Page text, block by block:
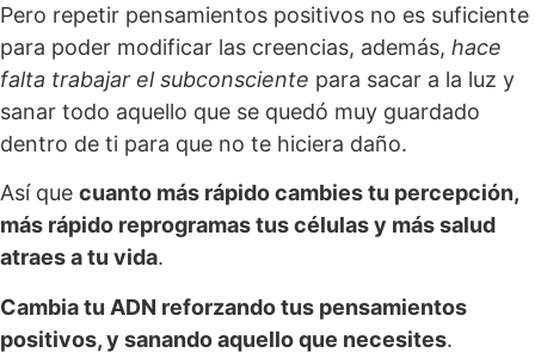
Pero repetir pensamientos positivos no es suficiente
para poder modificar las creencias, además, hace
falta trabajar el subconsciente para sacar a la luz y
sanar todo aquello que se quedó muy guardado
dentro de ti para que no te hiciera daño.
Así que cuanto más rápido cambies tu percepción,
más rápido reprogramas tus células y más salud
atraes a tu vida.
Cambia tu ADN reforzando tus pensamientos
positivos, y sanando aquello que necesites.